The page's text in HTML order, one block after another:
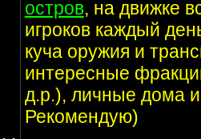
остров, на движке
игроков каждый
куча оружия и
интересные
д.р.), личные дома
Рекомендую)